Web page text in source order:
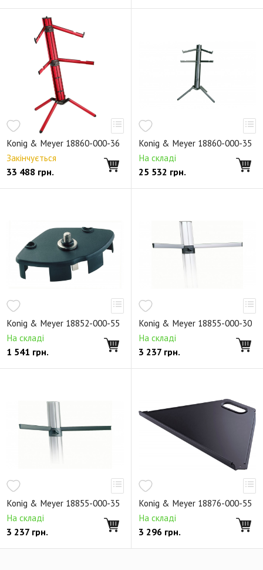
Рэковые сетевые распределители
Стойки для акустики
Стойки для мониторов
Настенные и потолочные кронштейны
Аксессуары для акустических стоек
Стойки для света
Аксессуары для световых приборов
Сценическое оборудование
Настенные крепления
Держатели для телефонов и планшетов
Торговое оборудование
Запасные части
Снято с производства
Konig & Meyer 18860-000-36
Закінчується
33 488 грн.
Konig & Meyer 18860-000-35
На складі
25 532 грн.
Konig & Meyer 18852-000-55
На складі
1 541 грн.
Konig & Meyer 18855-000-30
На складі
3 237 грн.
Konig & Meyer 18855-000-35
На складі
3 237 грн.
Konig & Meyer 18876-000-55
На складі
3 296 грн.